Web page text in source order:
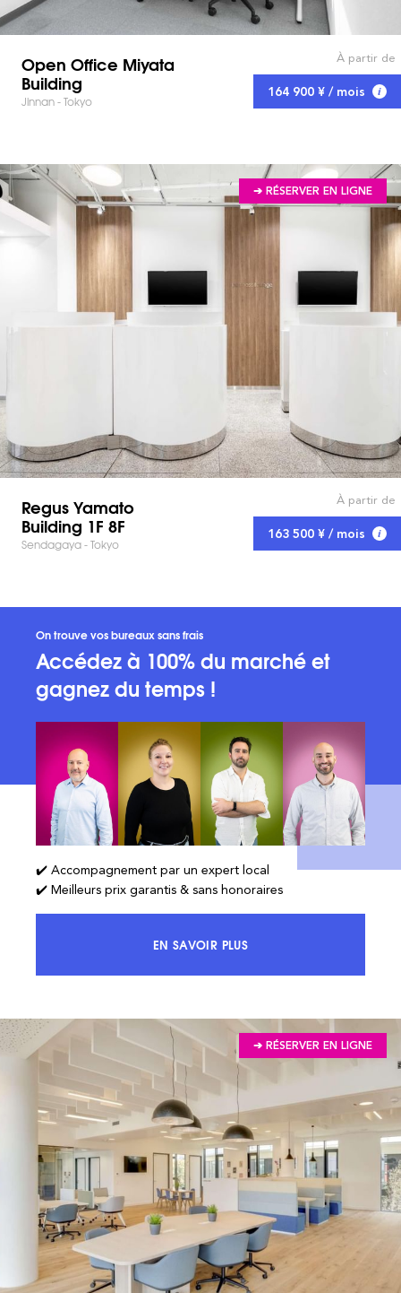
Open Office Miyata
Building
Jinnan - Tokyo
À partir de
164 900 ¥ / mois
➔ RÉSERVER EN LIGNE
Regus Yamato
Building 1F 8F
Sendagaya - Tokyo
À partir de
163 500 ¥ / mois
On trouve vos bureaux sans frais
Accédez à 100% du marché et
gagnez du temps !
✔️ Accompagnement par un expert local
✔️ Meilleurs prix garantis & sans honoraires
EN SAVOIR PLUSACCÉDEZ À 100% DU MARCHÉ ET
➔ RÉSERVER EN LIGNE